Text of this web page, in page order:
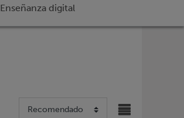
Enseñanza digital